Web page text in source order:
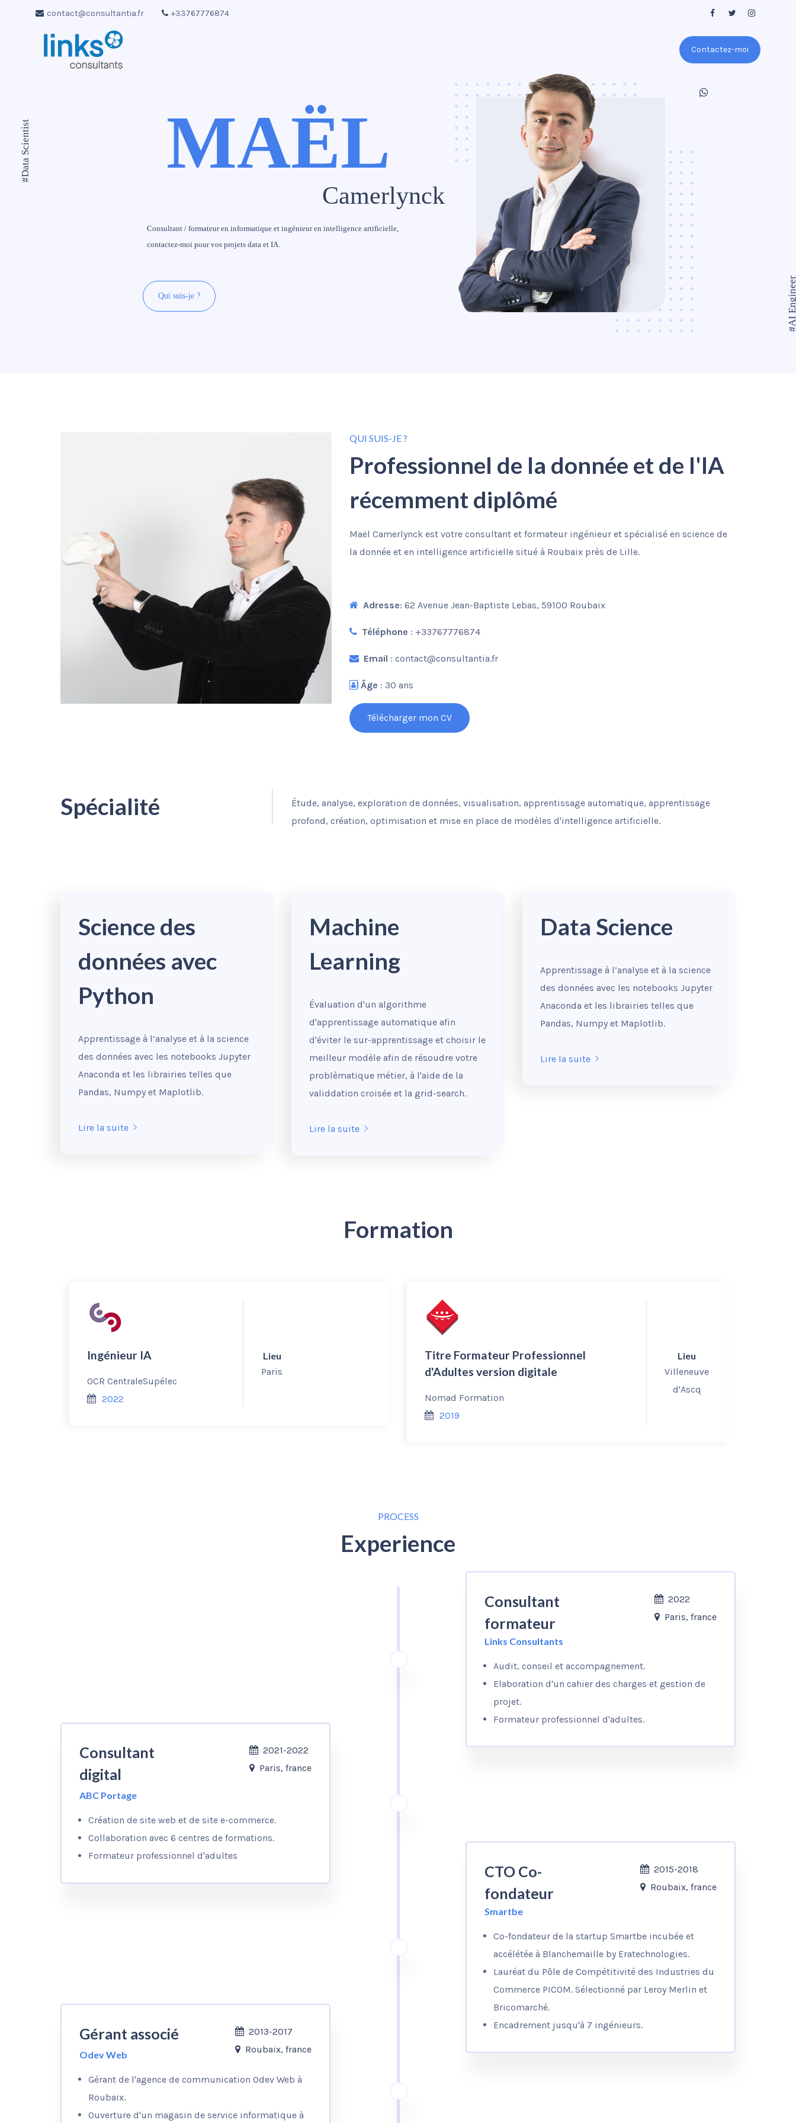
contact@consultantia.fr +33767776874
Contactez-moi
QUI SUIS-JE ?
Professionnel de la donnée et de l'IA
récemment diplômé
Maël Camerlynck est votre consultant et formateur ingénieur et spécialisé en science de
la donnée et en intelligence artificielle situé à Roubaix près de Lille.
Adresse: 62 Avenue Jean-Baptiste Lebas, 59100 Roubaix
Téléphone : +33767776874
Email : contact@consultantia.fr
Âge : 30 ans
Télécharger mon CV
Spécialité
Étude, analyse, exploration de données, visualisation, apprentissage automatique, apprentissage
profond, création, optimisation et mise en place de modèles d'intelligence artificielle.
Science des
données avec
Python
Apprentissage à l’analyse et à la science
des données avec les notebooks Jupyter
Anaconda et les librairies telles que
Pandas, Numpy et Maplotlib.
Lire la suite
Machine
Learning
Évaluation d'un algorithme
d'apprentissage automatique afin
d'éviter le sur-apprentissage et choisir le
meilleur modèle afin de résoudre votre
problèmatique métier, à l'aide de la
validdation croisée et la grid-search.
Lire la suite
Data Science
Apprentissage à l’analyse et à la science
des données avec les notebooks Jupyter
Anaconda et les librairies telles que
Pandas, Numpy et Maplotlib.
Lire la suite
Formation
Ingénieur IA
OCR CentraleSupélec
2022
Lieu
Paris
Titre Formateur Professionnel
d'Adultes version digitale
Nomad Formation
2019
Lieu
Villeneuve
d'Ascq
PROCESS
Experience
Consultant
formateur
Links Consultants
2022
Paris, france
Audit, conseil et accompagnement.
Elaboration d'un cahier des charges et gestion de
projet.
Formateur professionnel d'adultes.
Consultant
digital
ABC Portage
2021-2022
Paris, france
Création de site web et de site e-commerce.
Collaboration avec 6 centres de formations.
Formateur professionnel d'adultes
CTO Co-
fondateur
Smartbe
2015-2018
Roubaix, france
Co-fondateur de la startup Smartbe incubée et
accélétée à Blanchemaille by Eratechnologies.
Lauréat du Pôle de Compétitivité des Industries du
Commerce PICOM. Sélectionné par Leroy Merlin et
Bricomarché.
Encadrement jusqu'à 7 ingénieurs.
Gérant associé
Odev Web
2013-2017
Roubaix, france
Gérant de l'agence de communication Odev Web à
Roubaix.
Ouverture d'un magasin de service informatique à